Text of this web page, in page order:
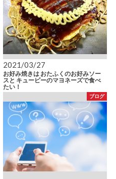
2021/03/27
お好み焼きは おたふくのお好みソー
スと キューピーのマヨネーズで食べ
たい！
ブログ